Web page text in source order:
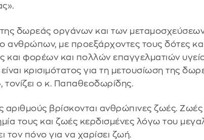
δωρεάς οργάνων και των
ανθρώπων, με προεξάρχοντες τους δότες
και φορέων και πολλών επαγγελματιών
κρισιμότατος για τη μετουσίωση της
τονίζει ο κ. Παπαθεοδωρίδης.
αριθμούς βρίσκονται ανθρώπινες ζωές.
τους και ζωές κερδισμένες λόγω του
τον πόνο για να χαρίσει ζωή.